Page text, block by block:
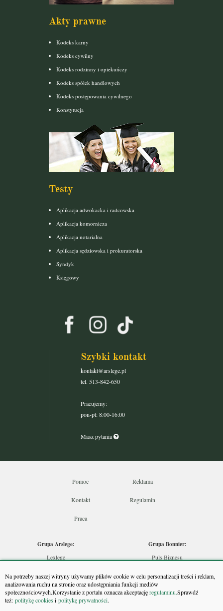
Na potrzeby naszej witryny używamy plików cookie w celu personalizacji treści i reklam,
analizowania ruchu na stronie oraz udostępniania funkcji mediów
społecznościowych.Korzystanie z portalu oznacza akceptacjęregulaminu.Sprawdź
też: politykę cookiesi politykę prywatności.
Akty prawne
Kodeks karny
Kodeks cywilny
Kodeks rodzinny i opiekuńczy
Kodeks spółek handlowych
Kodeks postępowania cywilnego
Konstytucja
Testy
Aplikacja adwokacka i radcowska
Aplikacja komornicza
Aplikacja notarialna
Aplikacja sędziowska i prokuratorska
Syndyk
Księgowy
Szybki kontakt
kontakt@arslege.pl
tel. 513-842-650
Pracujemy:
pon-pt: 8:00-16:00
Masz pytania
Pomoc Reklama
Kontakt Regulamin
Praca
Grupa Arslege:
Lexlege
Skarbowcy
Urzędnik
Rzeczoznawca
Grupa Bonnier:
Puls Biznesu
Puls Medycyny
Monitor Firm